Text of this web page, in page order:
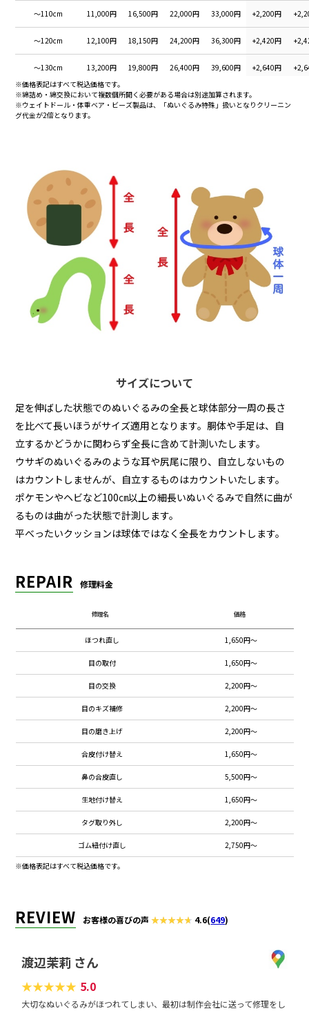
～110cm 11,000円 16,500円 22,000円 33,000円 +2,200円
～120cm 12,100円 18,150円 24,200円 36,300円 +2,420円
～130cm 13,200円 19,800円 26,400円 39,600円 +2,640円
～140cm 14,300円 21,450円 28,600円 42,900円
～150cm 15,400円
～170cm 17,600円
～180cm 18,700円 28,050円 37,400円 +3,740円
～190cm 19,800円 29,700円 39,600円 59,400円 +3,960円
20,900円 41,800円 62,700円 +4,180円
～210cm 22,000円 33,000円 44,000円 +4,400円
～220cm 23,100円 34,650円 46,200円 69,300円 +4,620円
39,600円 52,800円
～270cm 28,600円 42,900円 57,200円 85,800円 +5,720円
～290cm 30,800円 46,200円 61,600円 92,400円 +6,160円
※価格表記はすべて税込価格です。
※綿詰め・綿交換において複数個所開く必要がある場合は別途加算されます。
※ウェイトドール・体重ベア・ビーズ製品は、「ぬいぐるみ特殊」扱いとなりクリーニン
グ代金が2倍となります。
サイズについて
足を伸ばした状態でのぬいぐるみの全長と球体部分一周の長さ
を比べて長いほうがサイズ適用となります。胴体や手足は、自
立するかどうかに関わらず全長に含めて計測いたします。
ウサギのぬいぐるみのような耳や尻尾に限り、自立しないもの
はカウントしませんが、自立するものはカウントいたします。
ポケモンやヘビなど100㎝以上の細長いぬいぐるみで自然に曲が
るものは曲がった状態で計測します。
平べったいクッションは球体ではなく全長をカウントします。
REPAIR 修理料金
修理名 価格
ほつれ直し 1,650円～
目の取付 1,650円～
目の交換 2,200円～
目のキズ補修 2,200円～
目の磨き上げ 2,200円～
合皮付け替え 1,650円～
鼻の合皮直し 5,500円～
生地付け替え 1,650円～
タグ取り外し 2,200円～
ゴム紐付け直し
2,750円～
※価格表記はすべて税込価格です。
REVIEW お客様の喜びの声 4.6(649)
渡辺茉莉 さん
★★★★★ 5.0
大切なぬいぐるみがほつれてしまい、最初は制作会社に送って修理をし